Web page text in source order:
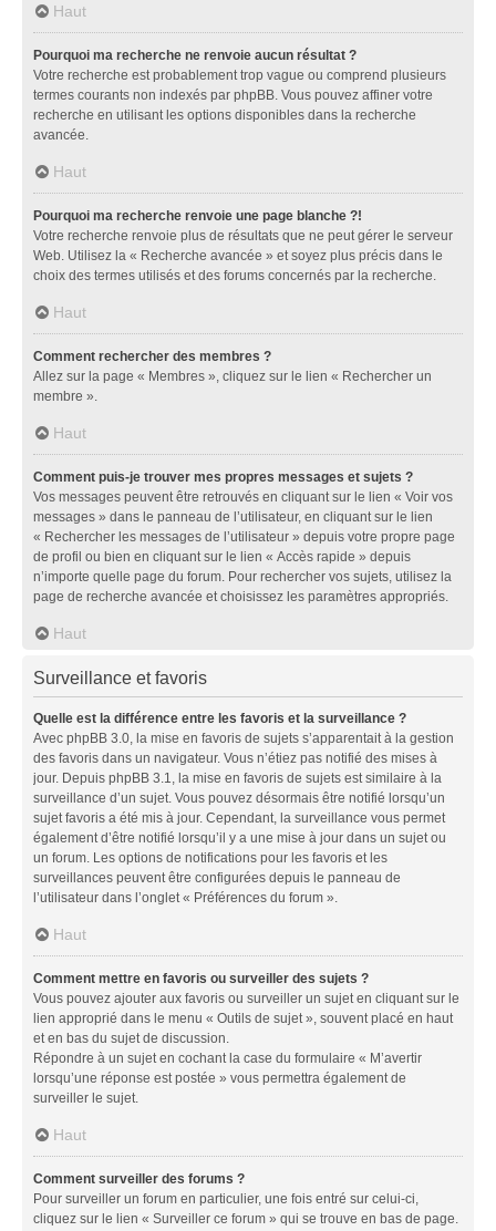
Haut
Pourquoi ma recherche ne renvoie aucun résultat ?
Votre recherche est probablement trop vague ou comprend plusieurs
termes courants non indexés par phpBB. Vous pouvez affiner votre
recherche en utilisant les options disponibles dans la recherche
avancée.
Haut
Pourquoi ma recherche renvoie une page blanche ?!
Votre recherche renvoie plus de résultats que ne peut gérer le serveur
Web. Utilisez la « Recherche avancée » et soyez plus précis dans le
choix des termes utilisés et des forums concernés par la recherche.
Haut
Comment rechercher des membres ?
Allez sur la page « Membres », cliquez sur le lien « Rechercher un
membre ».
Haut
Comment puis-je trouver mes propres messages et sujets ?
Vos messages peuvent être retrouvés en cliquant sur le lien « Voir vos
messages » dans le panneau de l’utilisateur, en cliquant sur le lien
« Rechercher les messages de l’utilisateur » depuis votre propre page
de profil ou bien en cliquant sur le lien « Accès rapide » depuis
n’importe quelle page du forum. Pour rechercher vos sujets, utilisez la
page de recherche avancée et choisissez les paramètres appropriés.
Haut
Surveillance et favoris
Quelle est la différence entre les favoris et la surveillance ?
Avec phpBB 3.0, la mise en favoris de sujets s’apparentait à la gestion
des favoris dans un navigateur. Vous n’étiez pas notifié des mises à
jour. Depuis phpBB 3.1, la mise en favoris de sujets est similaire à la
surveillance d’un sujet. Vous pouvez désormais être notifié lorsqu’un
sujet favoris a été mis à jour. Cependant, la surveillance vous permet
également d’être notifié lorsqu’il y a une mise à jour dans un sujet ou
un forum. Les options de notifications pour les favoris et les
surveillances peuvent être configurées depuis le panneau de
l’utilisateur dans l’onglet « Préférences du forum ».
Haut
Comment mettre en favoris ou surveiller des sujets ?
Vous pouvez ajouter aux favoris ou surveiller un sujet en cliquant sur le
lien approprié dans le menu « Outils de sujet », souvent placé en haut
et en bas du sujet de discussion.
Répondre à un sujet en cochant la case du formulaire « M’avertir
lorsqu’une réponse est postée » vous permettra également de
surveiller le sujet.
Haut
Comment surveiller des forums ?
Pour surveiller un forum en particulier, une fois entré sur celui-ci,
cliquez sur le lien « Surveiller ce forum » qui se trouve en bas de page.